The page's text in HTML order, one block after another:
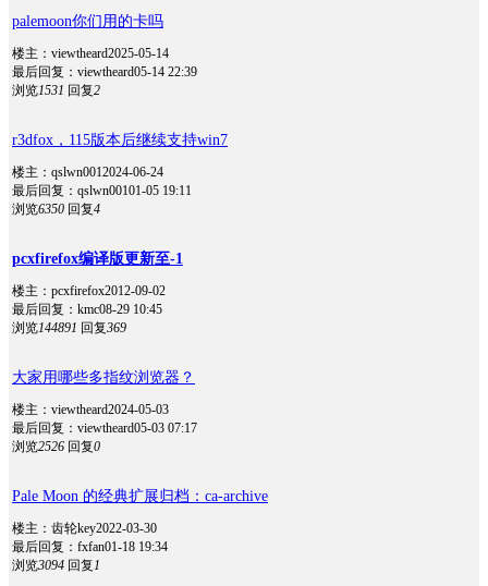
palemoon你们用的卡吗
楼主：viewtheard2025-05-14
最后回复：viewtheard05-14 22:39
浏览1531 回复2
r3dfox，115版本后继续支持win7
楼主：qslwn0012024-06-24
最后回复：qslwn00101-05 19:11
浏览6350 回复4
pcxfirefox编译版更新至-1
楼主：pcxfirefox2012-09-02
最后回复：kmc08-29 10:45
浏览144891 回复369
大家用哪些多指纹浏览器？
楼主：viewtheard2024-05-03
最后回复：viewtheard05-03 07:17
浏览2526 回复0
Pale Moon 的经典扩展归档：ca-archive
楼主：齿轮key2022-03-30
最后回复：fxfan01-18 19:34
浏览3094 回复1